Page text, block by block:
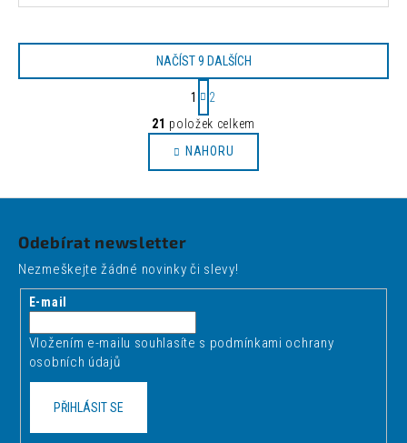
O
v
l
á
d
p
r
k
y
NAČÍST 9 DALŠÍCH
S
t
r
á
n
k
1
2
21 položek celkem
NAHORU
Odebírat newsletter
Nezmeškejte žádné novinky či slevy!
E-mail
Vložením e-mailu souhlasíte s podmínkami ochrany
osobních údajů
PŘIHLÁSIT SE